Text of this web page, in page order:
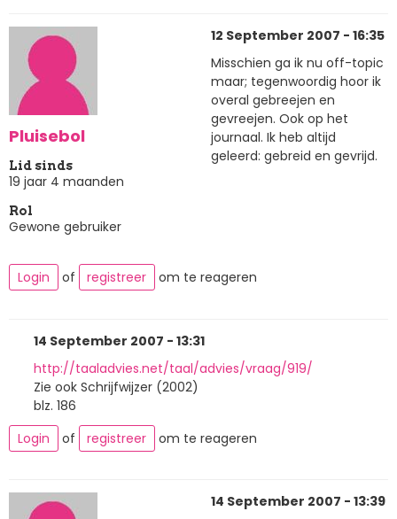
Pluisebol
Lid sinds
19 jaar 4 maanden
Rol
Gewone gebruiker
12 September 2007 - 16:35
Misschien ga ik nu off-topic
maar; tegenwoordig hoor ik
overal gebreejen en
gevreejen. Ook op het
journaal. Ik heb altijd
geleerd: gebreid en gevrijd.
Login of registreer om te reageren
14 September 2007 - 13:31
http://taaladvies.net/taal/advies/vraag/919/
Zie ook Schrijfwijzer (2002)
blz. 186
Login
of registreer om te reageren
14 September 2007 - 13:39